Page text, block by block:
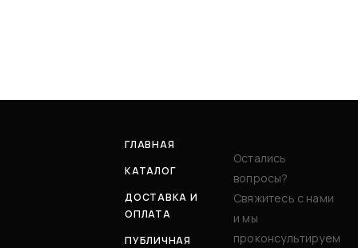
ГЛАВНАЯ
КАТАЛОГ
ДОСТАВКА И
ОПЛАТА
ПУБЛИЧНАЯ
Остались
вопросы?
Свяжитесь с нами
и мы
проконсультируем